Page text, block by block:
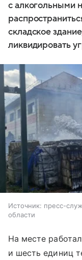
с алкогольными
складское
ликвидировать
Источник: пресс-
области
На месте
и шесть единиц